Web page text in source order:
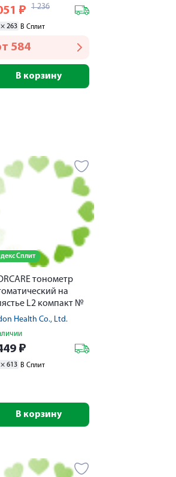
₽ 1 236
× 263 В Сплит
584
В корзину
Сплит
тонометр
на
L2 компакт №
Health Co., Ltd.
₽
× 613 В Сплит
В корзину